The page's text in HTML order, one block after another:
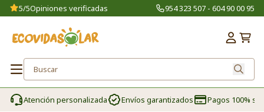
5/5Opiniones verificadas 954 323 507 - 604 90 00 95
Atención personalizada Envíos garantizados Pagos 100%